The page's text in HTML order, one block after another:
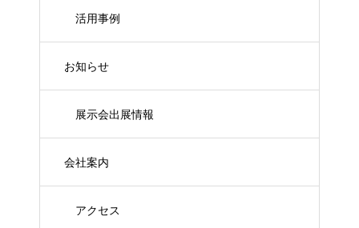
活用事例
お知らせ
展示会出展情報
会社案内
アクセス